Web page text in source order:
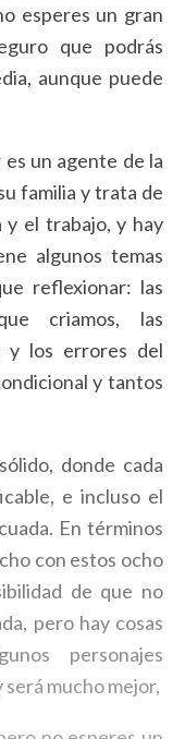
esperes un gran
que podrás
aunque puede
un agente de la
familia y trata de
el trabajo, y hay
algunos temas
reflexionar: las
criamos, las
y los errores del
y tantos
donde cada
e incluso el
En términos
con estos ocho
de que no
pero hay cosas
personajes
mucho mejor,